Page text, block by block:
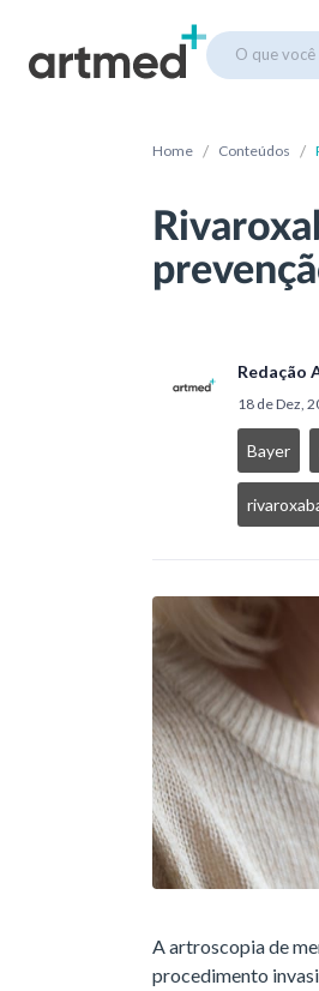
O que
Home / Conteúdos /
Redação
18 de Dez,
Bayer
A artroscopia de
procedimento